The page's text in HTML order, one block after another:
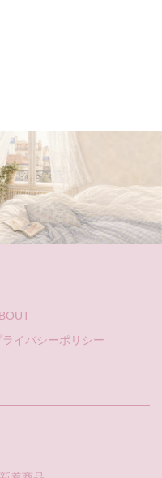
ライバシーポリシー